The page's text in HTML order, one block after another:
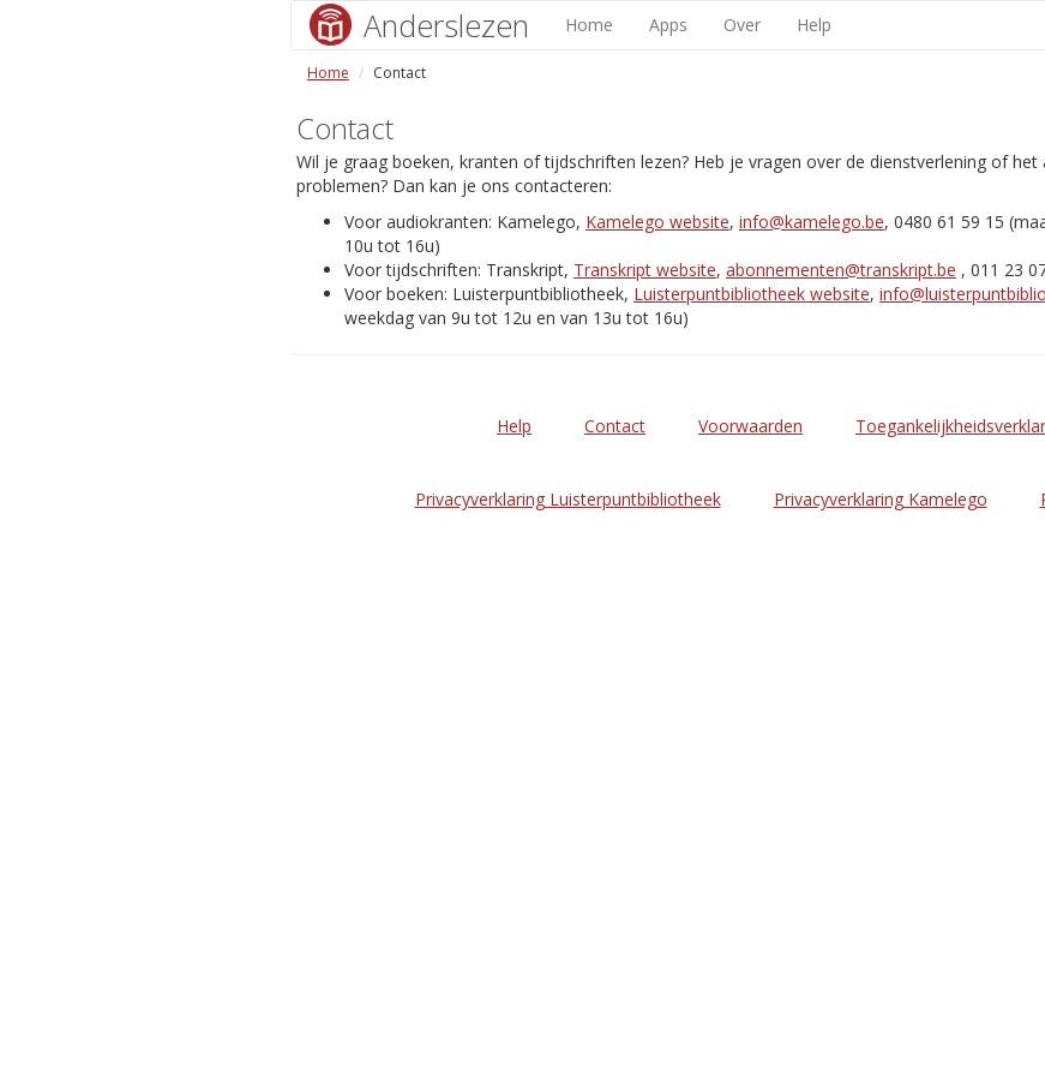
Anderslezen Home Apps Over Help
Home Contact
Contact
Wil je graag boeken, kranten of tijdschriften lezen? Heb je vragen over de dienstverlening of het
problemen? Dan kan je ons contacteren:
Voor audiokranten: Kamelego, Kamelego website, info@kamelego.be, 0480 61 59 15
10u tot 16u)
Voor tijdschriften: Transkript, Transkript website, abonnementen@transkript.be , 011 23
Voor boeken: Luisterpuntbibliotheek, Luisterpuntbibliotheek website,
weekdag van 9u tot 12u en van 13u tot 16u)
Help Contact Voorwaarden
Privacyverklaring Luisterpuntbibliotheek Privacyverklaring Kamelego